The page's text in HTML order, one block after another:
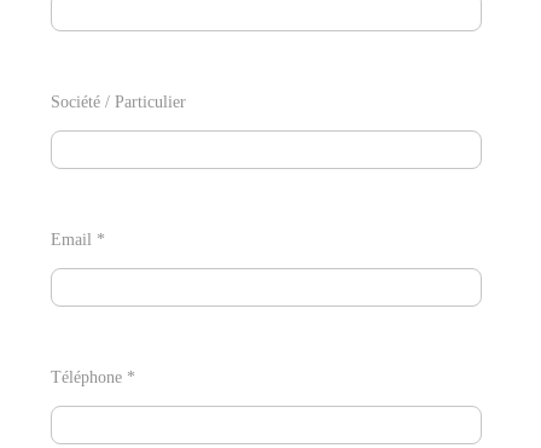
Société / Particulier
Email *
Téléphone *